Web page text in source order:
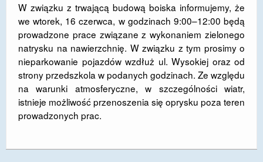
DOSTĘPNOŚĆ
POLITYKA PRYWATNOŚCI
RODO
EGZAMIN ÓSMOKLASISTY
STANDARDY OCHRONY MAŁOLETNICH
W związku z trwającą budową boiska informujemy, że
we wtorek, 16 czerwca, w godzinach 9:00–12:00 będą
prowadzone prace związane z wykonaniem zielonego
natrysku na nawierzchnię. W związku z tym prosimy o
nieparkowanie pojazdów wzdłuż ul. Wysokiej oraz od
strony przedszkola w podanych godzinach. Ze względu
na warunki atmosferyczne, w szczególności wiatr,
istnieje możliwość przenoszenia się oprysku poza teren
prowadzonych prac.